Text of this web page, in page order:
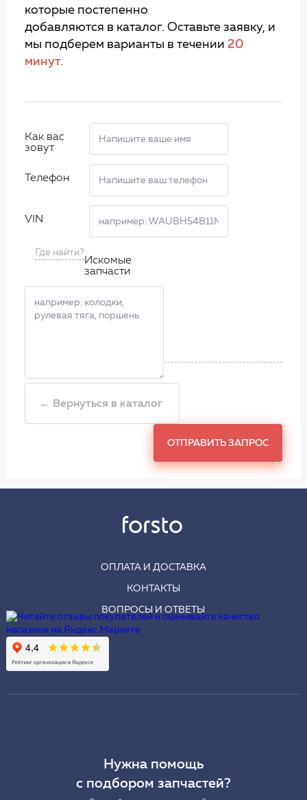
которые постепенно
добавляются в каталог. Оставьте заявку, и
мы подберем варианты в течении 20
минут.
Как вас
зовут
Телефон
VIN
Где найти?
Искомые
запчасти
← Вернуться в каталог
ОТПРАВИТЬ ЗАПРОС
ОПЛАТА И ДОСТАВКА
КОНТАКТЫ
ВОПРОСЫ И ОТВЕТЫ
Нужна помощь
с подбором запчастей?